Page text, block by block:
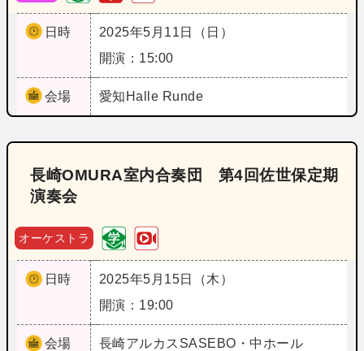
日時
2025年5月11日（日）
開演：15:00
会場 愛知 Halle Runde
長崎OMURA室内合奏団 第4回佐世保定期
演奏会
オーケストラ
日時
2025年5月15日（木）
開演：19:00
会場 長崎アルカスSASEBO・中ホール